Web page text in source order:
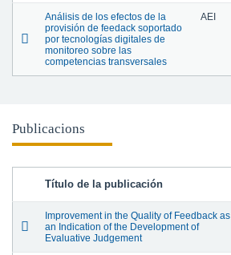
Análisis de los efectos de la
provisión de feedack soportado
por tecnologías digitales de
monitoreo sobre las
competencias transversales
AEI
Publicacions
Título de la publicación
Improvement in the Quality of Feedback as
an Indication of the Development of
Evaluative Judgement